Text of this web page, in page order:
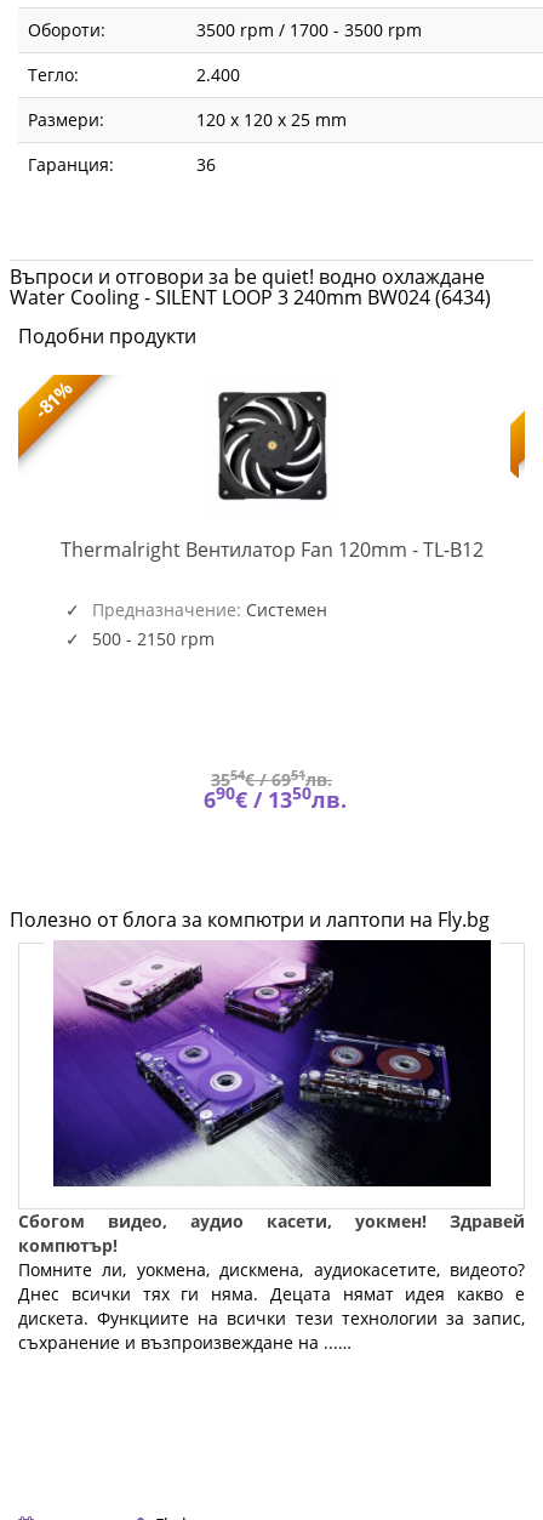
Обороти:
3500 rpm / 1700 - 3500 rpm
Тегло:
2.400
Размери:
120 x 120 x 25 mm
Гаранция:
36
Въпроси и отговори за be quiet! водно охлаждане
Water Cooling - SILENT LOOP 3 240mm BW024 (6434)
Подобни продукти
-81%
Thermalright Вентилатор Fan 120mm - TL-B12TL-
Предназначение: Системен
500 - 2150 rpm
3554€ /6951лв.
690€ / 1350лв.
Полезно от блога за компютри и лаптопи на Fly.bg
Сбогом видео, аудио касети, уокмен! Здравей
компютър!
Помните ли, уокмена, дискмена, аудиокасетите, видеото?
Днес всички тях ги няма. Децата нямат идея какво е
дискета. Функциите на всички тези технологии за запис,
съхранение и възпроизвеждане на ...…